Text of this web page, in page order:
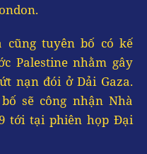
cũng tuyên bố có kế
Palestine nhằm gây
nạn đói ở Dải Gaza.
sẽ công nhận Nhà
tới tại phiên họp Đại